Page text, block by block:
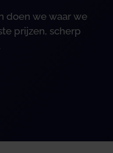
doen we waar we
prijzen, scherp